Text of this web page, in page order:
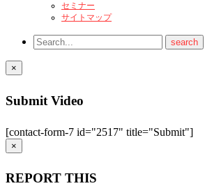
セミナー
サイトマップ
×
Submit Video
[contact-form-7 id="2517" title="Submit"]
×
REPORT THIS